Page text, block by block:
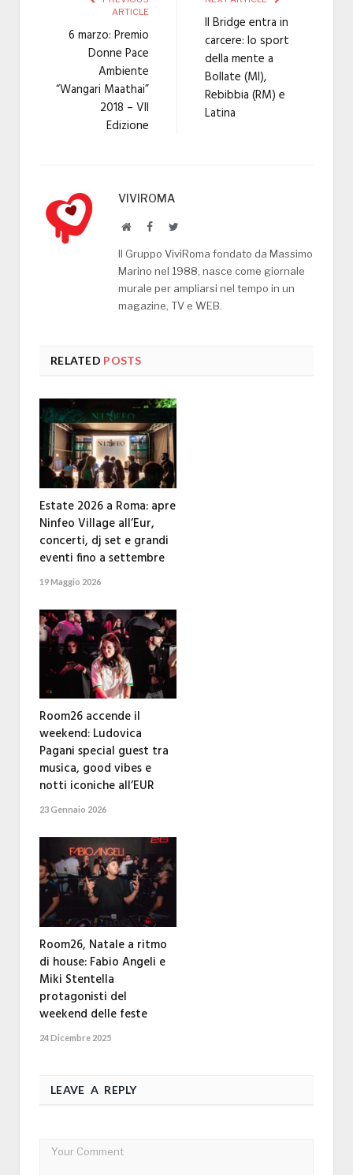
ARTICLE
6 marzo: Premio
Donne Pace
Ambiente
“Wangari Maathai”
2018 – VII
Edizione
Il Bridge entra in
carcere: lo sport
della mente a
Bollate (MI),
Rebibbia (RM) e
Latina
VIVIROMA
WebsiteFacebookTwitter
Il Gruppo ViviRoma fondato da Massimo
Marino nel 1988, nasce come giornale
murale per ampliarsi nel tempo in un
magazine, TV e WEB.
RELATED POSTS
Estate 2026 a Roma: apre
Ninfeo Village all’Eur,
concerti, dj set e grandi
eventi fino a settembre
19 Maggio 2026
Room26 accende il
weekend: Ludovica
Pagani special guest tra
musica, good vibes e
notti iconiche all’EUR
23 Gennaio 2026
Room26, Natale a ritmo
di house: Fabio Angeli e
Miki Stentella
protagonisti del
weekend delle feste
24 Dicembre 2025
LEAVE A REPLY